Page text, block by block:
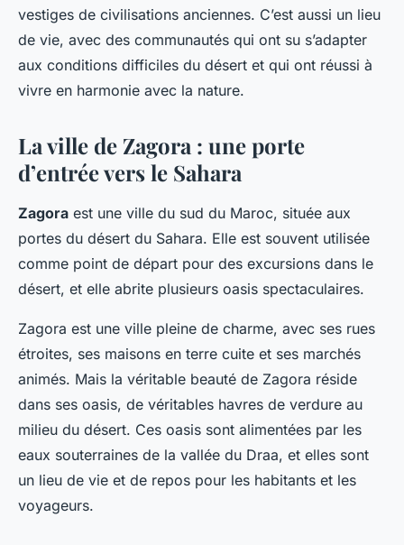
vestiges de civilisations anciennes. C’est aussi un lieu
de vie, avec des communautés qui ont su s’adapter
aux conditions difficiles du désert et qui ont réussi à
vivre en harmonie avec la nature.
La ville de Zagora : une porte
d’entrée vers le Sahara
Zagora est une ville du sud du Maroc, située aux
portes du désert du Sahara. Elle est souvent utilisée
comme point de départ pour des excursions dans le
désert, et elle abrite plusieurs oasis spectaculaires.
Zagora est une ville pleine de charme, avec ses rues
étroites, ses maisons en terre cuite et ses marchés
animés. Mais la véritable beauté de Zagora réside
dans ses oasis, de véritables havres de verdure au
milieu du désert. Ces oasis sont alimentées par les
eaux souterraines de la vallée du Draa, et elles sont
un lieu de vie et de repos pour les habitants et les
voyageurs.